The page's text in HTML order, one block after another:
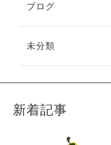
ブログ
未分類
新着記事